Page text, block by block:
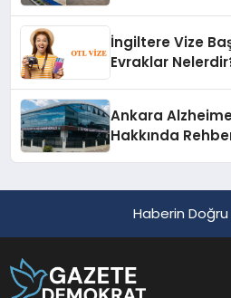
İngiltere Vize
Evraklar
Ankara
Hakkında
Haberin